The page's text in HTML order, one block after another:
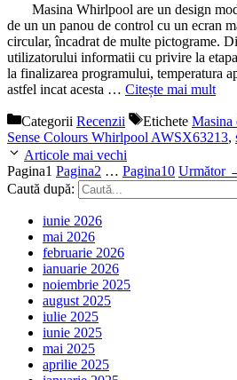
Masina Whirlpool are un design
de un un panou de control cu un ecran
circular, încadrat de multe pictograme.
utilizatorului informatii cu privire la
la finalizarea programului, temperatura
astfel incat acesta … Citește mai mult
Categorii Recenzii Etichete Masina
Sense Colours Whirlpool AWSX63213,
Articole mai vechi
Pagina1 Pagina2 … Pagina10 Următor
Caută după:
iunie 2026
mai 2026
februarie 2026
ianuarie 2026
noiembrie 2025
august 2025
iulie 2025
iunie 2025
mai 2025
aprilie 2025